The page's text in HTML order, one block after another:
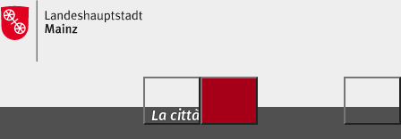
Vai al contenuto
La città per voi